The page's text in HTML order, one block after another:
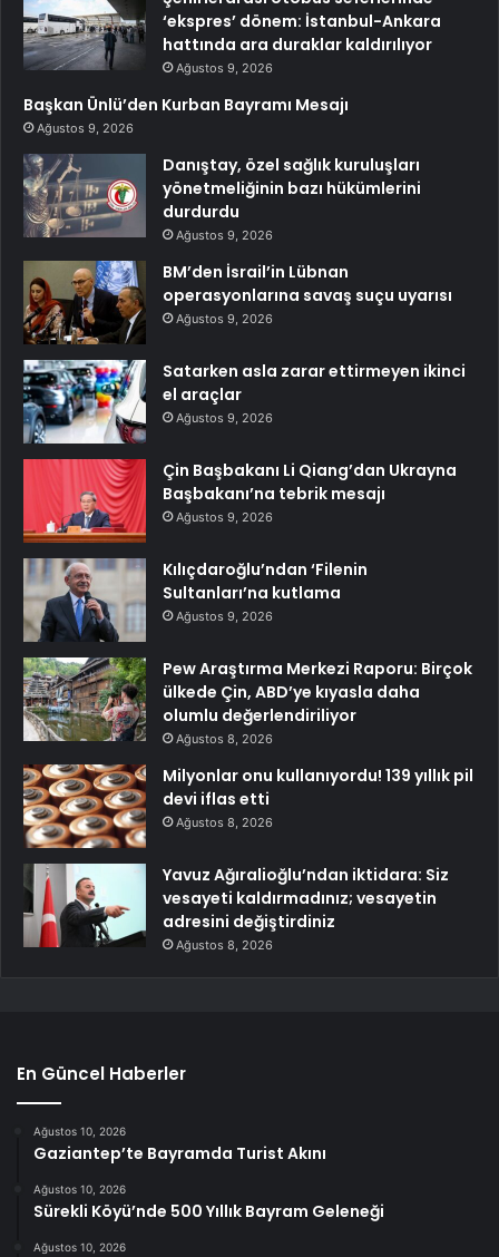
‘ekspres’ dönem: İstanbul-Ankara
hattında ara duraklar kaldırılıyor
Ağustos 9, 2026
Başkan Ünlü’den Kurban Bayramı Mesajı
Ağustos 9, 2026
Danıştay, özel sağlık kuruluşları
yönetmeliğinin bazı hükümlerini
durdurdu
Ağustos 9, 2026
BM’den İsrail’in Lübnan
operasyonlarına savaş suçu uyarısı
Ağustos 9, 2026
Satarken asla zarar ettirmeyen ikinci
el araçlar
Ağustos 9, 2026
Çin Başbakanı Li Qiang’dan Ukrayna
Başbakanı’na tebrik mesajı
Ağustos 9, 2026
Kılıçdaroğlu’ndan ‘Filenin
Sultanları’na kutlama
Ağustos 9, 2026
Pew Araştırma Merkezi Raporu: Birçok
ülkede Çin, ABD’ye kıyasla daha
olumlu değerlendiriliyor
Ağustos 8, 2026
Milyonlar onu kullanıyordu! 139 yıllık pil
devi iflas etti
Ağustos 8, 2026
Yavuz Ağıralioğlu’ndan iktidara: Siz
vesayeti kaldırmadınız; vesayetin
adresini değiştirdiniz
Ağustos 8, 2026
En Güncel Haberler
Ağustos 10, 2026
Gaziantep’te Bayramda Turist Akını
Ağustos 10, 2026
Sürekli Köyü’nde 500 Yıllık Bayram Geleneği
Ağustos 10, 2026